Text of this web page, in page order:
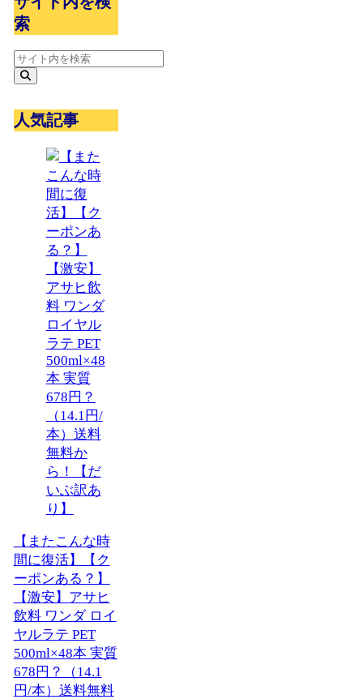
索
人気記事
【またこんな時
間に復活】【ク
ーポンある？】
【激安】アサヒ
飲料 ワンダ ロイ
ヤルラテ PET
500ml×48本 実質
678円？（14.1
円/本）送料無料